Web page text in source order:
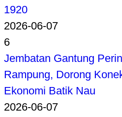
1920
2026-06-07
6
Jembatan Gantung
Rampung, Dorong
Ekonomi Batik Nau
2026-06-07